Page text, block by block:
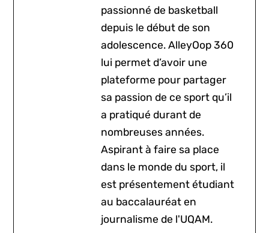
passionné de basketball
depuis le début de son
adolescence. AlleyOop 360
lui permet d’avoir une
plateforme pour partager
sa passion de ce sport qu’il
a pratiqué durant de
nombreuses années.
Aspirant à faire sa place
dans le monde du sport, il
est présentement étudiant
au baccalauréat en
journalisme de l'UQAM.